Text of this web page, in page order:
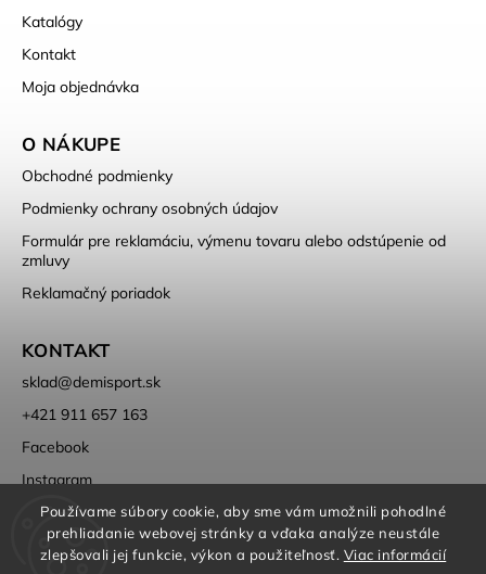
Používame súbory cookie, aby sme vám umožnili pohodlné
prehliadanie webovej stránky a vďaka analýze neustále
zlepšovali jej funkcie, výkon a použiteľnosť. Viac informácií
Katalógy
Kontakt
Moja objednávka
O NÁKUPE
Obchodné podmienky
Podmienky ochrany osobných údajov
Formulár pre reklamáciu, výmenu tovaru alebo odstúpenie od
zmluvy
Reklamačný poriadok
KONTAKT
sklad@demisport.sk
+421 911 657 163
Facebook
Instagram